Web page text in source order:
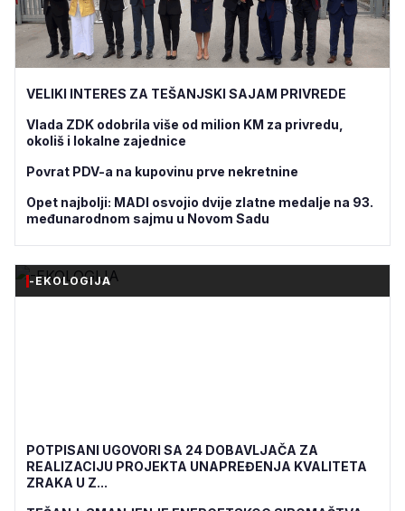
VELIKI INTERES ZA TEŠANJSKI SAJAM PRIVREDE
Vlada ZDK odobrila više od milion KM za privredu,
okoliš i lokalne zajednice
Povrat PDV-a na kupovinu prve nekretnine
Opet najbolji: MADI osvojio dvije zlatne medalje na 93.
međunarodnom sajmu u Novom Sadu
-EKOLOGIJA
POTPISANI UGOVORI SA 24 DOBAVLJAČA ZA
REALIZACIJU PROJEKTA UNAPREĐENJA KVALITETA
ZRAKA U Z...